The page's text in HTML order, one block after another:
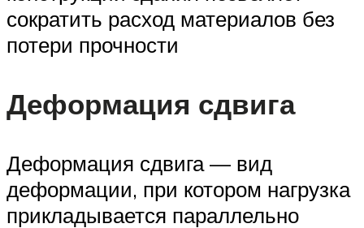
сократить расход материалов без
потери прочности
Деформация сдвига
Деформация сдвига — вид
деформации, при котором нагрузка
прикладывается параллельно